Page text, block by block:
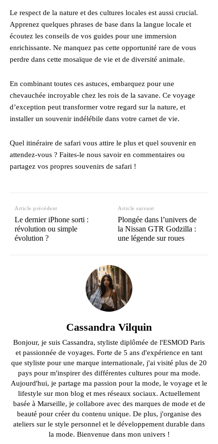
Le respect de la nature et des cultures locales est aussi crucial.
Apprenez quelques phrases de base dans la langue locale et
écoutez les conseils de vos guides pour une immersion
enrichissante. Ne manquez pas cette opportunité rare de vous
perdre dans cette mosaïque de vie et de diversité animale.
En combinant toutes ces astuces, embarquez pour une
chevauchée incroyable chez les rois de la savane. Ce voyage
d’exception peut transformer votre regard sur la nature, et
installer un souvenir indélébile dans votre carnet de vie.
Quel itinéraire de safari vous attire le plus et quel souvenir en
attendez-vous ? Faites-le nous savoir en commentaires ou
partagez vos propres souvenirs de safari !
Article précédent
Le dernier iPhone sorti :
révolution ou simple
évolution ?
Article suivant
Plongée dans l’univers de
la Nissan GTR Godzilla :
une légende sur roues
Cassandra Vilquin
Bonjour, je suis Cassandra, styliste diplômée de l'ESMOD Paris
et passionnée de voyages. Forte de 5 ans d'expérience en tant
que styliste pour une marque internationale, j'ai visité plus de 20
pays pour m'inspirer des différentes cultures pour ma mode.
Aujourd'hui, je partage ma passion pour la mode, le voyage et le
lifestyle sur mon blog et mes réseaux sociaux. Actuellement
basée à Marseille, je collabore avec des marques de mode et de
beauté pour créer du contenu unique. De plus, j'organise des
ateliers sur le style personnel et le développement durable dans
la mode. Bienvenue dans mon univers !